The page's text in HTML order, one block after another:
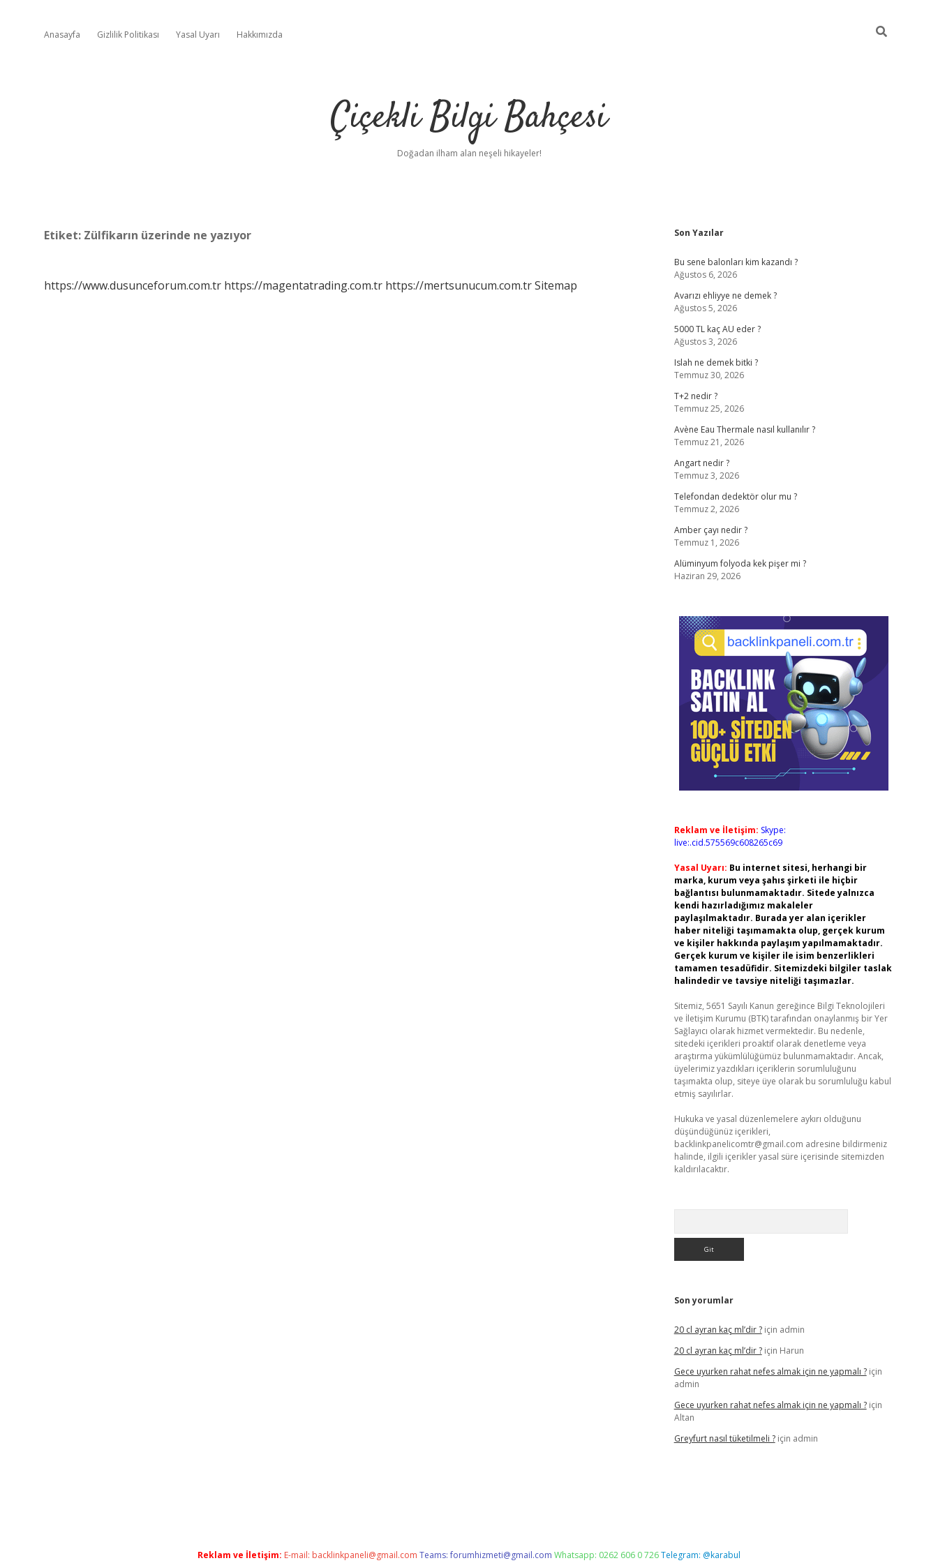
Anasayfa Gizlilik Politikası Yasal Uyarı Hakkımızda
Çiçekli Bilgi Bahçesi
Doğadan ilham alan neşeli hikayeler!
Etiket: Zülfikarın üzerinde ne yazıyor
https://www.dusunceforum.com.tr https://magentatrading.com.tr https://mertsunucum.com.trSitemap
Sidebar
Son Yazılar
Bu sene balonları kim kazandı ?
Ağustos 6, 2026
Avarızı ehliyye ne demek ?
Ağustos 5, 2026
5000 TL kaç AU eder ?
Ağustos 3, 2026
Islah ne demek bitki ?
Temmuz 30, 2026
T+2 nedir ?
Temmuz 25, 2026
Avène Eau Thermale nasıl kullanılır ?
Temmuz 21, 2026
Angart nedir ?
Temmuz 3, 2026
Telefondan dedektör olur mu ?
Temmuz 2, 2026
Amber çayı nedir ?
Temmuz 1, 2026
Alüminyum folyoda kek pişer mi ?
Haziran 29, 2026
Reklam ve İletişim: Skype:
live:.cid.575569c608265c69
Yasal Uyarı: Bu internet sitesi, herhangi bir
marka, kurum veya şahıs şirketi ile hiçbir
bağlantısı bulunmamaktadır. Sitede yalnızca
kendi hazırladığımız makaleler
paylaşılmaktadır. Burada yer alan içerikler
haber niteliği taşımamakta olup, gerçek kurum
ve kişiler hakkında paylaşım yapılmamaktadır.
Gerçek kurum ve kişiler ile isim benzerlikleri
tamamen tesadüfidir. Sitemizdeki bilgiler taslak
halindedir ve tavsiye niteliği taşımazlar.
Sitemiz, 5651 Sayılı Kanun gereğince Bilgi Teknolojileri
ve İletişim Kurumu (BTK) tarafından onaylanmış bir Yer
Sağlayıcı olarak hizmet vermektedir. Bu nedenle,
sitedeki içerikleri proaktif olarak denetleme veya
araştırma yükümlülüğümüz bulunmamaktadır. Ancak,
üyelerimiz yazdıkları içeriklerin sorumluluğunu
taşımakta olup, siteye üye olarak bu sorumluluğu kabul
etmiş sayılırlar.
Hukuka ve yasal düzenlemelere aykırı olduğunu
düşündüğünüz içerikleri,
backlinkpanelicomtr@gmail.com adresine bildirmeniz
halinde, ilgili içerikler yasal süre içerisinde sitemizden
kaldırılacaktır.
Son yorumlar
20 cl ayran kaç ml’dir ?için admin
20 cl ayran kaç ml’dir ?için Harun
Gece uyurken rahat nefes almak için ne yapmalı ?için
admin
Gece uyurken rahat nefes almak için ne yapmalı ?için
Altan
Greyfurt nasıl tüketilmeli ?için admin
https://grandopera.bet/
Reklam ve İletişim: E-mail: backlinkpaneli@gmail.com Teams:forumhizmeti@gmail.com Whatsapp: 0262 606 0 726Telegram: @karabul